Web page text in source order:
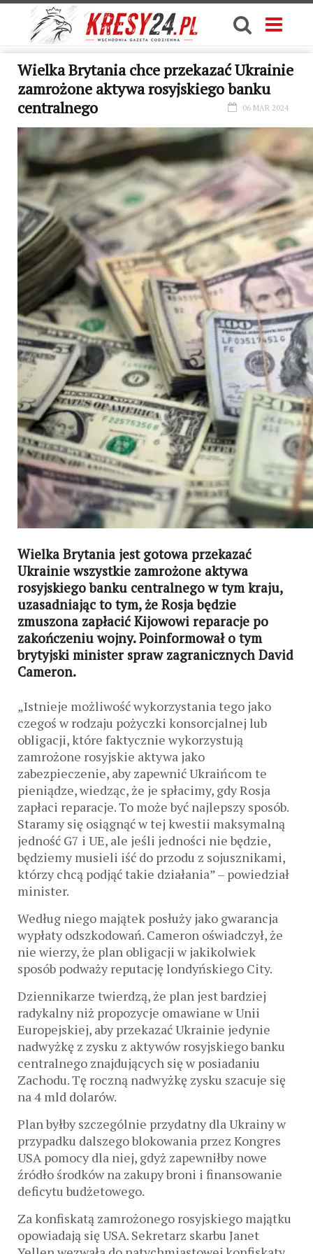
Wielka Brytania chce przekazać Ukrainie
zamrożone aktywa rosyjskiego banku
centralnego
06 MAR 2024
Wielka Brytania jest gotowa przekazać
Ukrainie wszystkie zamrożone aktywa
rosyjskiego banku centralnego w tym kraju,
uzasadniając to tym, że Rosja będzie
zmuszona zapłacić Kijowowi reparacje po
zakończeniu wojny. Poinformował o tym
brytyjski minister spraw zagranicznych David
Cameron.
„Istnieje możliwość wykorzystania tego jako
czegoś w rodzaju pożyczki konsorcjalnej lub
obligacji, które faktycznie wykorzystują
zamrożone rosyjskie aktywa jako
zabezpieczenie, aby zapewnić Ukraińcom te
pieniądze, wiedząc, że je spłacimy, gdy Rosja
zapłaci reparacje. To może być najlepszy sposób.
Staramy się osiągnąć w tej kwestii maksymalną
jedność G7 i UE, ale jeśli jedności nie będzie,
będziemy musieli iść do przodu z sojusznikami,
którzy chcą podjąć takie działania” – powiedział
minister.
Według niego majątek posłuży jako gwarancja
wypłaty odszkodowań. Cameron oświadczył, że
nie wierzy, że plan obligacji w jakikolwiek
sposób podważy reputację londyńskiego City.
Dziennikarze twierdzą, że plan jest bardziej
radykalny niż propozycje omawiane w Unii
Europejskiej, aby przekazać Ukrainie jedynie
nadwyżkę z zysku z aktywów rosyjskiego banku
centralnego znajdujących się w posiadaniu
Zachodu. Tę roczną nadwyżkę zysku szacuje się
na 4 mld dolarów.
Plan byłby szczególnie przydatny dla Ukrainy w
przypadku dalszego blokowania przez Kongres
USA pomocy dla niej, gdyż zapewniłby nowe
źródło środków na zakupy broni i finansowanie
deficytu budżetowego.
Za konfiskatą zamrożonego rosyjskiego majątku
opowiadają się USA. Sekretarz skarbu Janet